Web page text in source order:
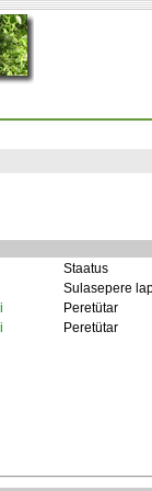
Staatus
Sulasepere
Peretütar
Peretütar